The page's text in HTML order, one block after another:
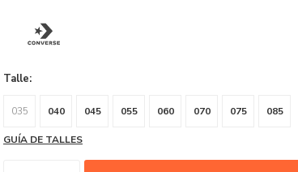
Talle:
035 040 045 055 060 070 075 085
GUÍA DE TALLES